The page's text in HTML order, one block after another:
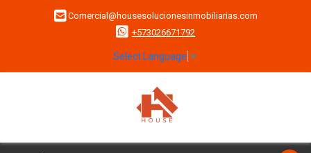
Comercial@housesolucionesinmobiliarias.com
+573026671792
Select Language ▼